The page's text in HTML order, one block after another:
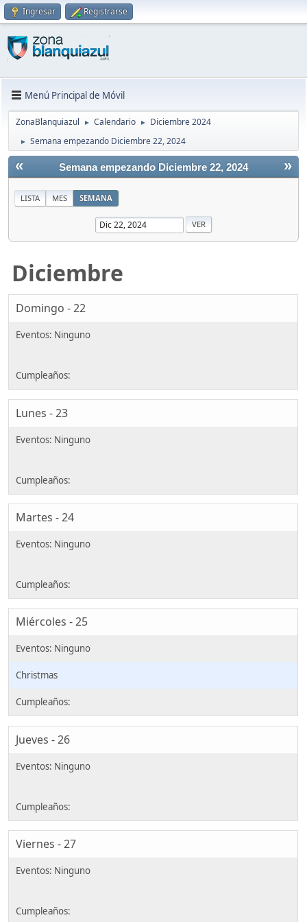
Ingresar Registrarse
Menú Principal de Móvil
ZonaBlanquiazul ► Calendario ► Diciembre 2024
► Semana empezando Diciembre 22, 2024
« »
Semana empezando Diciembre 22, 2024
LISTA MES SEMANA
Diciembre
Domingo - 22
Lunes - 23
Martes - 24
Miércoles - 25
Christmas
Jueves - 26
Viernes - 27